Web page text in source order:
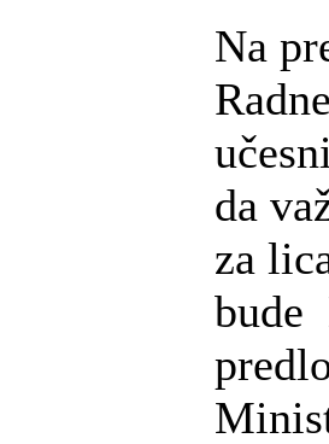
Na
da
za
bude